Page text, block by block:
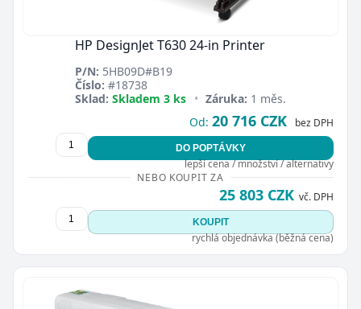
HP DesignJet T630 24-in Printer
P/N: 5HB09D#B19
Číslo: #18738
Sklad: Skladem 3 ks • Záruka: 1 měs.
Od: 20 716 CZK bez DPH
DO POPTÁVKY
lepší cena / množství / alternativy
NEBO KOUPIT ZA
25 803 CZK vč. DPH
KOUPIT
rychlá objednávka (běžná cena)